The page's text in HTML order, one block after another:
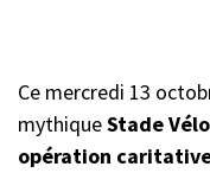
Ce mercredi 13
mythiqueStade
opération